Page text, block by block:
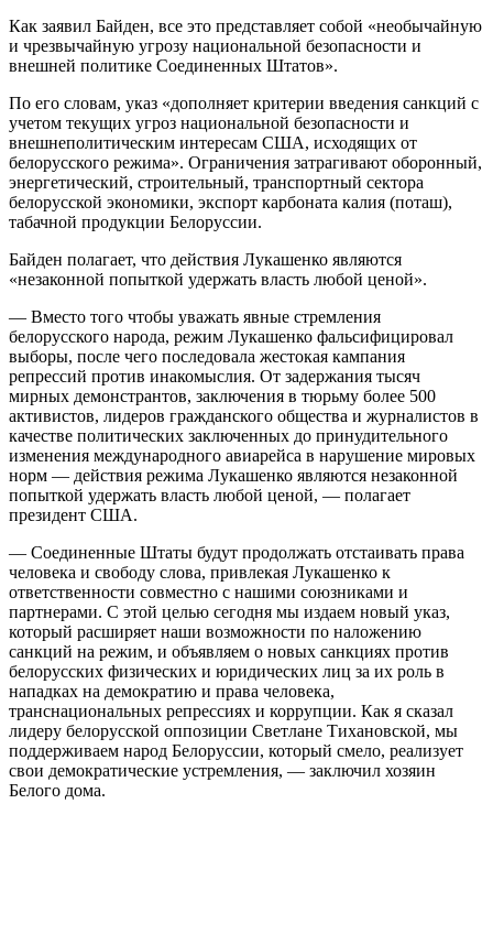
Как заявил Байден, все это представляет собой «необычайную
и чрезвычайную угрозу национальной безопасности и
внешней политике Соединенных Штатов».
По его словам, указ «дополняет критерии введения санкций с
учетом текущих угроз национальной безопасности и
внешнеполитическим интересам США, исходящих от
белорусского режима». Ограничения затрагивают оборонный,
энергетический, строительный, транспортный сектора
белорусской экономики, экспорт карбоната калия (поташ),
табачной продукции Белоруссии.
Байден полагает, что действия Лукашенко являются
«незаконной попыткой удержать власть любой ценой».
— Вместо того чтобы уважать явные стремления
белорусского народа, режим Лукашенко фальсифицировал
выборы, после чего последовала жестокая кампания
репрессий против инакомыслия. От задержания тысяч
мирных демонстрантов, заключения в тюрьму более 500
активистов, лидеров гражданского общества и журналистов в
качестве политических заключенных до принудительного
изменения международного авиарейса в нарушение мировых
норм — действия режима Лукашенко являются незаконной
попыткой удержать власть любой ценой, — полагает
президент США.
— Соединенные Штаты будут продолжать отстаивать права
человека и свободу слова, привлекая Лукашенко к
ответственности совместно с нашими союзниками и
партнерами. С этой целью сегодня мы издаем новый указ,
который расширяет наши возможности по наложению
санкций на режим, и объявляем о новых санкциях против
белорусских физических и юридических лиц за их роль в
нападках на демократию и права человека,
транснациональных репрессиях и коррупции. Как я сказал
лидеру белорусской оппозиции Светлане Тихановской, мы
поддерживаем народ Белоруссии, который смело, реализует
свои демократические устремления, — заключил хозяин
Белого дома.